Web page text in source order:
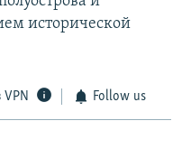
исторической
VPN Follow us